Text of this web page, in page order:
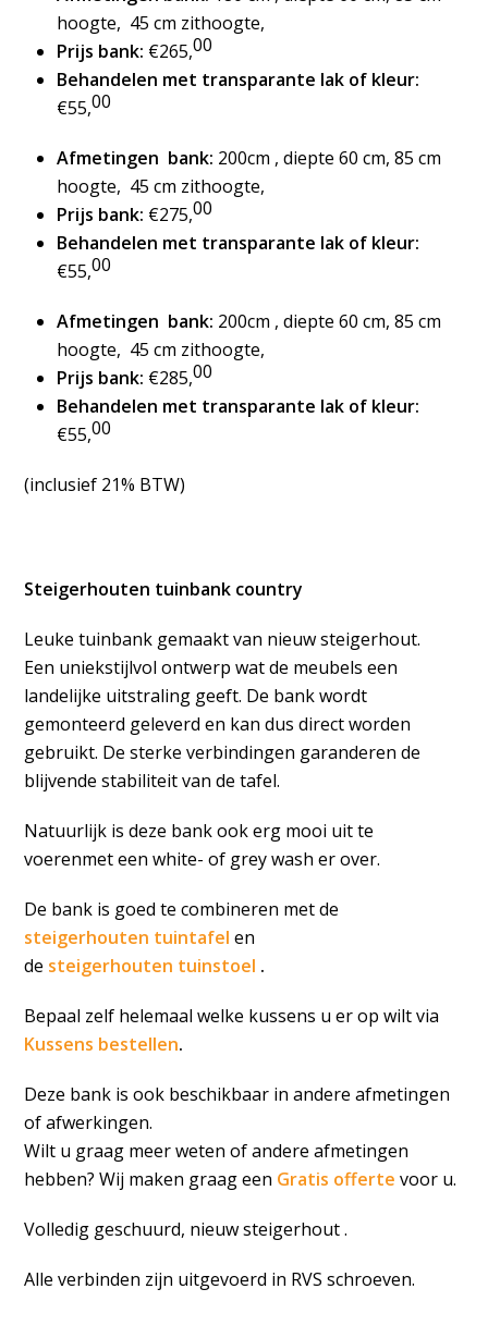
hoogte, 45 cm zithoogte,
Prijs bank: €265,00
Behandelen met transparante lak of kleur:
€55,00
Afmetingen bank: 200cm , diepte 60 cm, 85 cm
hoogte, 45 cm zithoogte,
Prijs bank: €275,00
Behandelen met transparante lak of kleur:
€55,00
Afmetingen bank: 200cm , diepte 60 cm, 85 cm
hoogte, 45 cm zithoogte,
Prijs bank: €285,00
Behandelen met transparante lak of kleur:
€55,00
(inclusief 21% BTW)
Steigerhouten tuinbank country
Leuke tuinbank gemaakt van nieuw steigerhout.
Een uniekstijlvol ontwerp wat de meubels een
landelijke uitstraling geeft. De bank wordt
gemonteerd geleverd en kan dus direct worden
gebruikt. De sterke verbindingen garanderen de
blijvende stabiliteit van de tafel.
Natuurlijk is deze bank ook erg mooi uit te
voerenmet een white- of grey wash er over.
De bank is goed te combineren met de
steigerhouten tuintafelen
de steigerhouten tuinstoel .
Bepaal zelf helemaal welke kussens u er op wilt via
Kussens bestellen.
Deze bank is ook beschikbaar in andere afmetingen
of afwerkingen.
Wilt u graag meer weten of andere afmetingen
hebben? Wij maken graag een Gratis offerte voor u.
Volledig geschuurd, nieuw steigerhout .
Alle verbinden zijn uitgevoerd in RVS schroeven.